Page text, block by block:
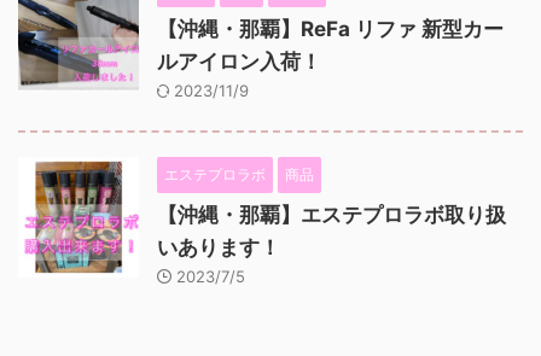
【沖縄・那覇】ReFa リファ 新型カー
ルアイロン入荷！
2023/11/9
エステプロラボ 商品
【沖縄・那覇】エステプロラボ取り扱
いあります！
2023/7/5